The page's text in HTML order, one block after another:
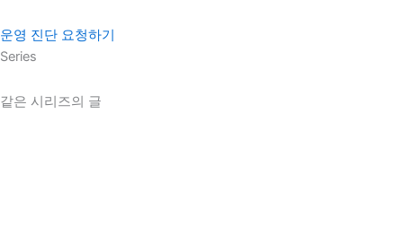
운영 진단 요청하기
Series
같은 시리즈의 글